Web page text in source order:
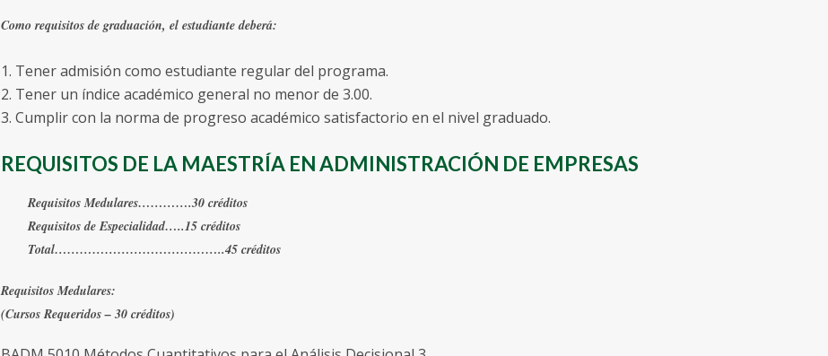
Como requisitos de graduación, el estudiante deberá:
1. Tener admisión como estudiante regular del programa.
2. Tener un índice académico general no menor de 3.00.
3. Cumplir con la norma de progreso académico satisfactorio en el nivel graduado.
REQUISITOS DE LA MAESTRÍA EN ADMINISTRACIÓN DE EMPRESAS
Requisitos Medulares………….30 créditos
Requisitos de Especialidad…..15 créditos
Total…………………………………..45 créditos
Requisitos Medulares:
(Cursos Requeridos – 30 créditos)